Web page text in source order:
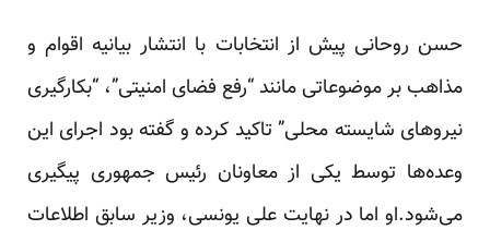
حسن روحانی پیش از انتخابات با انتشار بیانیه اقوام و
مذاهب بر موضوعاتی مانند “رفع فضای امنیتی”، “بکارگیری
نیروهای شایسته محلی” تاکید کرده و گفته بود اجرای این
وعده‌ها توسط یکی از معاونان رئیس جمهوری پیگیری
می‌شود.او اما در نهایت علی یونسی، وزیر سابق اطلاعات